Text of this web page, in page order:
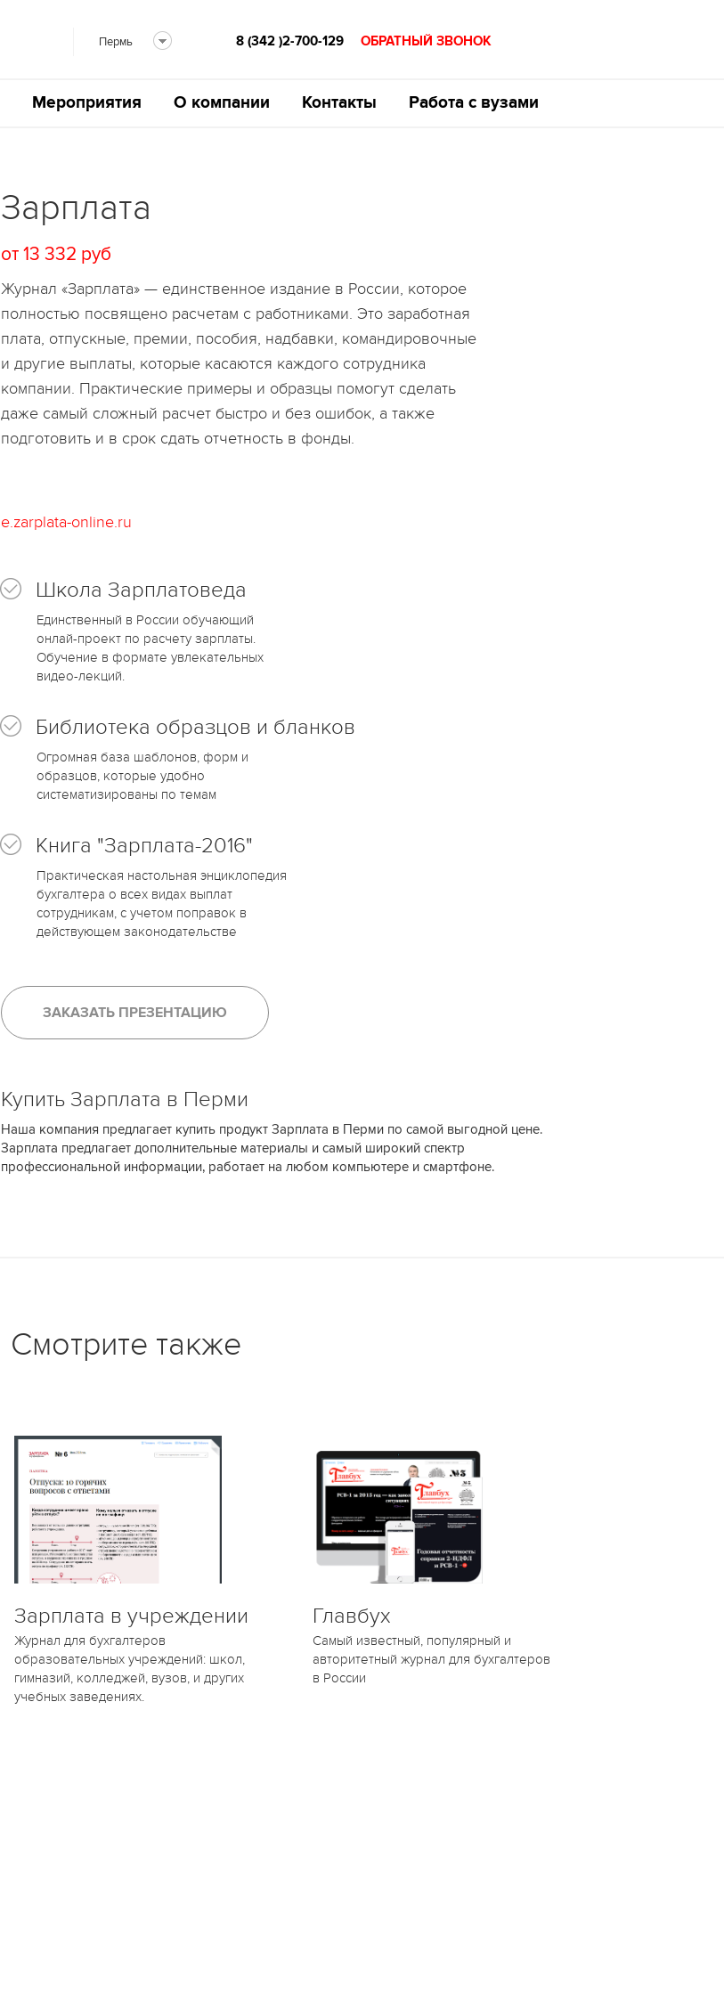
Пермь 8 (342 )2-700-129 ОБРАТНЫЙ ЗВОНОК
Мероприятия О компании Контакты Работа с вузами
Зарплата
от 13 332 руб
Журнал «Зарплата» — единственное издание в России, которое
полностью посвящено расчетам с работниками. Это заработная
плата, отпускные, премии, пособия, надбавки, командировочные
и другие выплаты, которые касаются каждого сотрудника
компании. Практические примеры и образцы помогут сделать
даже самый сложный расчет быстро и без ошибок, а также
подготовить и в срок сдать отчетность в фонды.
e.zarplata-online.ru
Школа Зарплатоведа
Единственный в России обучающий
онлай-проект по расчету зарплаты.
Обучение в формате увлекательных
видео-лекций.
Библиотека образцов и бланков
Огромная база шаблонов, форм и
образцов, которые удобно
систематизированы по темам
Книга "Зарплата-2016"
Практическая настольная энциклопедия
бухгалтера о всех видах выплат
сотрудникам, с учетом поправок в
действующем законодательстве
ЗАКАЗАТЬ ПРЕЗЕНТАЦИЮ
Купить Зарплата в Перми
Наша компания предлагает купить продукт Зарплата в Перми по самой выгодной цене.
Зарплата предлагает дополнительные материалы и самый широкий спектр
профессиональной информации, работает на любом компьютере и смартфоне.
Смотрите также
Зарплата в учреждении
Журнал для бухгалтеров
образовательных учреждений: школ,
гимназий, колледжей, вузов, и других
учебных заведениях.
Главбух
Самый известный, популярный и
авторитетный журнал для бухгалтеров
в России